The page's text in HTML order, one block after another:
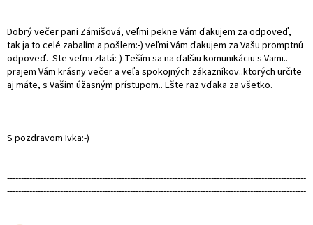
Dobrý večer pani Zámišová, veľmi pekne Vám ďakujem za odpoveď,
tak ja to celé zabalím a pošlem:-) veľmi Vám ďakujem za Vašu promptnú
odpoveď. Ste veľmi zlatá:-) Teším sa na ďalšiu komunikáciu s Vami..
prajem Vám krásny večer a veľa spokojných zákazníkov..ktorých určite
aj máte, s Vašim úžasným prístupom.. Ešte raz vďaka za všetko.
S pozdravom Ivka:-)
-----------------------------------------------------------------------------------------------------------
-----------------------------------------------------------------------------------------------------------
-----